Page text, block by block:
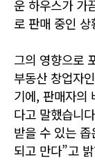
운 하우스가 가
로 판매 중인
그의 영향으로
부동산 창업자
기에, 판매자의
다고 말했습니
받을 수 있는 좁
되고 만다”고